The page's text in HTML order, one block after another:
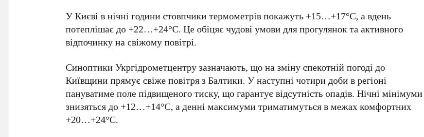
У Києві в нічні години стовпчики термометрів покажуть +15…+17°C, а вдень
потеплішає до +22…+24°C. Це обіцяє чудові умови для прогулянок та активного
відпочинку на свіжому повітрі.
СиноптикиУкргідрометцентрузазначають, що на зміну спекотній погоді до
Київщини прямує свіже повітря з Балтики. У наступнічотири добив регіоні
пануватиме поле підвищеного тиску, що гарантує відсутність опадів. Нічні мінімуми
знизяться до +12…+14°C, а денні максимуми триматимуться в межах комфортних
+20…+24°C.